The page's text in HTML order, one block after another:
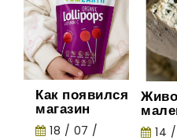
Как появился
магазин
Gurman
18 / 07 /
шоу
14